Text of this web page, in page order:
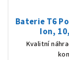
Baterie T6
Ion,
Kvalitní